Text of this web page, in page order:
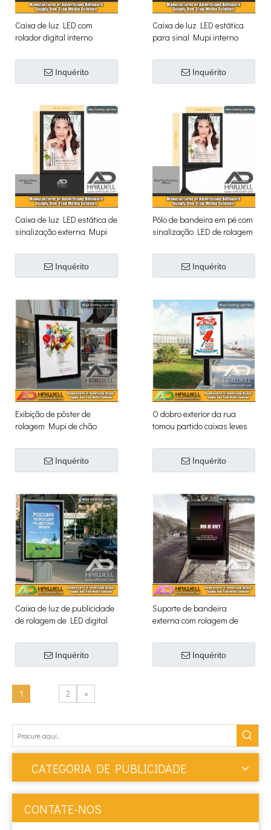
Caixa de luz LED com
rolador digital interno
Inquérito
Caixa de luz LED estática
para sinal Mupi interno
Inquérito
Caixa de luz LED estática de
sinalização externa Mupi
Inquérito
Pólo de bandeira em pé com
sinalização LED de rolagem
Inquérito
Exibição de pôster de
rolagem Mupi de chão
Inquérito
O dobro exterior da rua
tomou partido caixas leves
sistema de enrolamento de
Inquérito
Caixa de luz de publicidade
de rolagem de LED digital
Inquérito
Suporte de bandeira
externa com rolagem de
Inquérito
1 2 »
CATEGORIA DE PUBLICIDADE
CONTATE-NOS